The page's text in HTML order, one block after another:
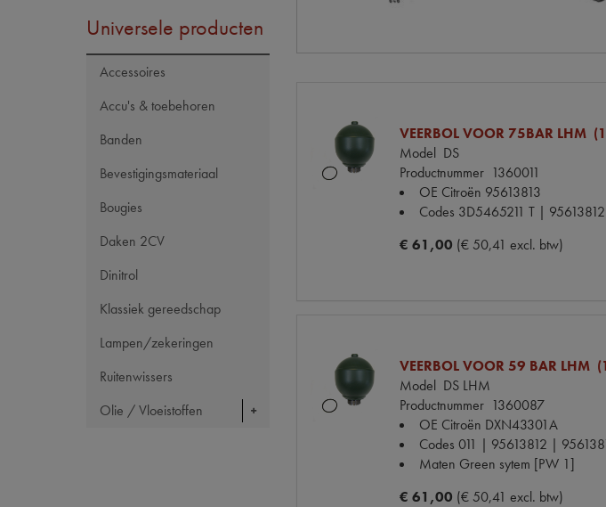
Universele producten
Accessoires
Accu's & toebehoren
Banden
Bevestigingsmateriaal
Bougies
Daken 2CV
Dinitrol
Klassiek gereedschap
Lampen/zekeringen
Ruitenwissers
Olie / Vloeistoffen
VEERBOL VOOR 75BAR LHM
Model DS
Productnummer 1360011
OE Citroën 95613813
Codes 3D5465211 T |
€ 61,00 (€ 50,41 excl. btw)
VEERBOL VOOR 59 BAR LHM
Model DS LHM
Productnummer 1360087
OE Citroën DXN43301A
Codes 011 | 95613812 |
Maten Green sytem [PW 1]
€ 61,00 (€ 50,41 excl. btw)